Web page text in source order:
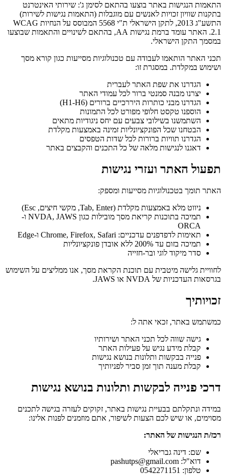
התאמות הנגישות באתר בוצעו בהתאם לסימן ג': שירותי האינטרנט
בתקנות שוויון זכויות לאנשים עם מוגבלות (התאמות נגישות לשירות)
התשע"ג 2013, לתקן הישראלי ת"י 5568 המבוסס על הנחיות WCAG
2.1. האתר עומד ברמת נגישות AA, בהתאם לשינויים והתאמות שבוצעו
במסמך התקן הישראלי.
תכני האתר הותאמו לעבודה עם טכנולוגיות מסייעות כגון קורא מסך
ושימוש במקלדת. במסגרת זו:
הגדרנו את שפת האתר לעברית
יצרנו מבנה סמנטי ברור לכל עמודי האתר
הגדרנו מבני כותרות היררכיים ברורים (H1-H6)
הוספנו טקסט חלופי מפורט לכל התמונות
השתמשנו בשילובי צבעים עם יחס ניגודיות מתאים
הבטחנו שכל הפונקציונליות זמינה באמצעות מקלדת
הגדרנו תוויות ברורות לכל שדות הטפסים
דאגנו לנגישות מלאה של כל התכנים והקבצים באתר
תפעול האתר ועזרי נגישות
האתר תומך בטכנולוגיות מסייעות ומספק:
ניווט מלא באמצעות מקלדת (Tab, Enter, מקשי חיצים, Esc)
תמיכה בתוכנות קריאת מסך מובילות כגון NVDA, JAWS ו-
ORCA
תאימות לדפדפנים עדכניים: Chrome, Firefox, Safari ו-Edge
תמיכה בזום עד 200% ללא אובדן פונקציונליות
סדר מיקוד לוגי ובר-חזייה
לחוויית גלישה מיטבית עם תוכנת הקראת מסך, אנו ממליצים על השימוש
בגרסאות העדכניות של NVDA או JAWS.
זכויותיך
כמשתמש באתר, זכאי אתה ל:
גישה שווה לכל תכני האתר ושירותיו
קבלת מידע נגיש על פעילות האתר
פנייה בבקשות ותלונות בנושא נגישות
קבלת מענה תוך זמן סביר לפניותיך
דרכי פנייה לבקשות ותלונות בנושא נגישות
במידה ונתקלתם בבעיית נגישות באתר, זקוקים לעזרה בגישה לתכנים
מסוימים, או שיש לכם הצעות לשיפור, אתם מוזמנים לפנות אלינו:
רכז/ת הנגישות של האתר:
שם: דינה גבריאלי
דוא"ל: pashutps@gmail.com
טלפון: 0542271151